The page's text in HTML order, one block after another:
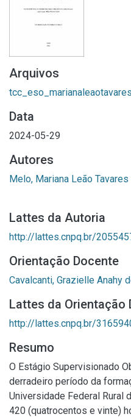
Arquivos
Data
2024-05-29
Autores
Melo, Mariana Leão Tavares
Lattes da Autoria
http://lattes.cnpq.br/
Orientação Docente
Cavalcanti, Grazielle Anahy
Lattes da Orientação
http://lattes.cnpq.br/
Resumo
O Estágio Supervisionado
derradeiro período da
Universidade Federal Rural
420 (quatrocentos e vinte)